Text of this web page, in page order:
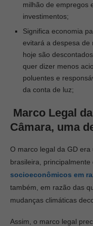
milhão de empregos
investimentos;
Significa economia
evitará a despesa de
hoje são
quer dizer menos
poluentes e
da conta de luz;
Marco Legal
Câmara, uma
O marco legal da GD
brasileira, principalmente
socioeconômicos em
também, em razão das
mudanças climáticas
Assim, o marco legal